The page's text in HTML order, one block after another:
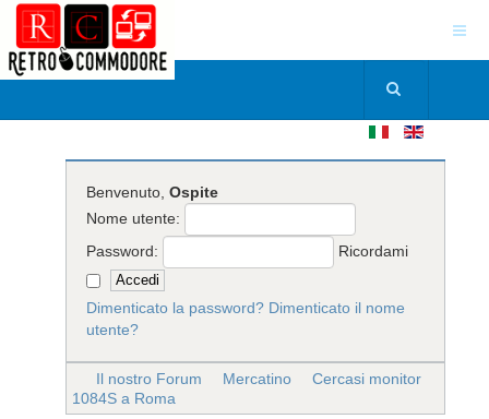
Benvenuto,Ospite
Nome utente:
Password:
Ricordami
Dimenticato la password? Dimenticato il nome
utente?
Il nostro Forum Mercatino
Cercasi monitor
1084S a Roma